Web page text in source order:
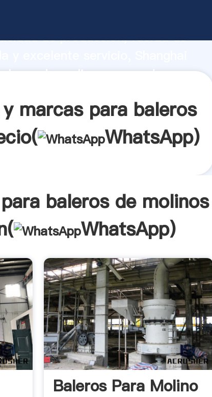
de producción, fuerza de
de molinos proveedor crea
marcas para baleros
WhatsApp)
baleros de molinos
WhatsApp)
Baleros Para Molino